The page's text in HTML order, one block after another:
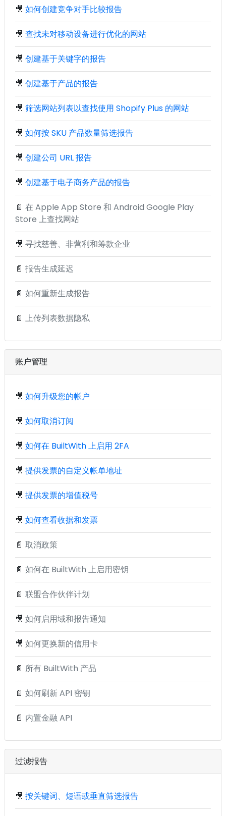
🎥 如何创建竞争对手比较报告
🎥 查找未对移动设备进行优化的网站
🎥 创建基于关键字的报告
🎥 创建基于产品的报告
🎥 筛选网站列表以查找使用 Shopify Plus 的网站
🎥 如何按 SKU 产品数量筛选报告
🎥 创建公司 URL 报告
🎥 创建基于电子商务产品的报告
📄 在 Apple App Store 和 Android Google Play
Store 上查找网站
🎥 寻找慈善、非营利和筹款企业
📄 报告生成延迟
📄 如何重新生成报告
📄 上传列表数据隐私
账户管理
🎥 如何升级您的帐户
🎥 如何取消订阅
🎥 如何在 BuiltWith 上启用 2FA
🎥 提供发票的自定义帐单地址
🎥 提供发票的增值税号
🎥 如何查看收据和发票
📄 取消政策
📄 如何在 BuiltWith 上启用密钥
📄 联盟合作伙伴计划
🎥 如何启用域和报告通知
🎥 如何更换新的信用卡
📄 所有 BuiltWith 产品
📄 如何刷新 API 密钥
📄 内置金融 API
过滤报告
🎥 按关键词、短语或垂直筛选报告